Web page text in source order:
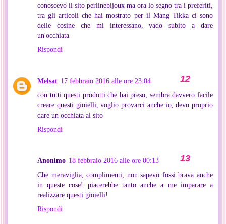
conoscevo il sito perlinebijoux ma ora lo segno tra i preferiti,
tra gli articoli che hai mostrato per il Mang Tikka ci sono
delle cosine che mi interessano, vado subito a dare
un'occhiata
Rispondi
Melsat 17 febbraio 2016 alle ore 23:04
con tutti questi prodotti che hai preso, sembra davvero facile
creare questi gioielli, voglio provarci anche io, devo proprio
dare un occhiata al sito
Rispondi
Anonimo 18 febbraio 2016 alle ore 00:13
Che meraviglia, complimenti, non sapevo fossi brava anche
in queste cose! piacerebbe tanto anche a me imparare a
realizzare questi gioielli!
Rispondi